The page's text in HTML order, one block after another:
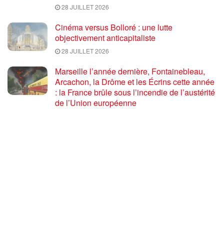
28 JUILLET 2026
Cinéma versus Bolloré : une lutte
objectivement anticapitaliste
28 JUILLET 2026
Marseille l’année dernière, Fontainebleau,
Arcachon, la Drôme et les Écrins cette année
: la France brûle sous l’incendie de l’austérité
de l’Union européenne